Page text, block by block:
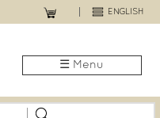
ENGLISH
☰ Menu